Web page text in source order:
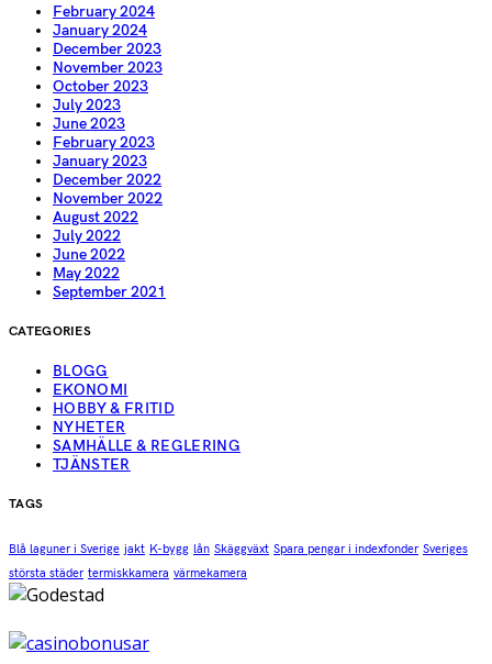
February 2024
January 2024
December 2023
November 2023
October 2023
July 2023
June 2023
February 2023
January 2023
December 2022
November 2022
August 2022
July 2022
June 2022
May 2022
September 2021
CATEGORIES
BLOGG
EKONOMI
HOBBY & FRITID
NYHETER
SAMHÄLLE & REGLERING
TJÄNSTER
TAGS
Blå laguner i Sverige jakt K-bygg lån Skäggväxt Spara pengar i indexfonder Sveriges
största städer termiskkamera värmekamera